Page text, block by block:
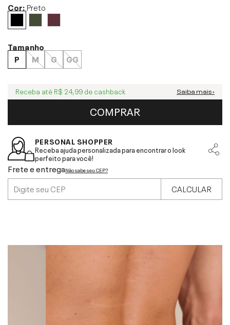
Cor:Preto
Tamanho
P
M G GG
Receba até R$ 24,99 de cashback Saiba mais ›
COMPRAR
PERSONAL SHOPPER
Receba ajuda personalizada para encontrar o look
perfeito para você!
Frete e entregaNão sabe seu CEP?
CALCULAR